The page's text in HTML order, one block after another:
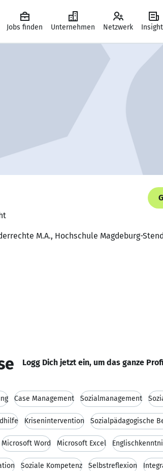
Jobs finden Unternehmen Netzwerk
M.A., Hochschule Magdeburg-
Logg Dich jetzt ein, um das ganze
Case Management Sozialmanagement
Krisenintervention Sozialpädagogische
Microsoft Word Microsoft Excel
Soziale Kompetenz Selbstreflexion